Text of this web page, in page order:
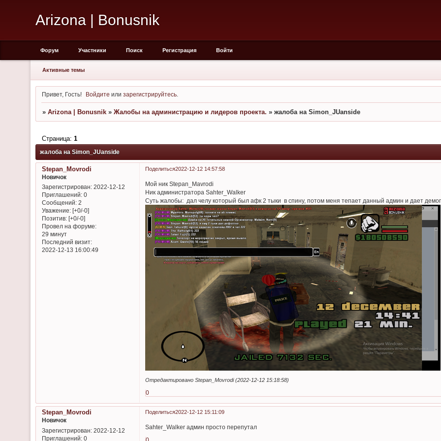
Arizona | Bonusnik
Форум Участники Поиск Регистрация Войти
Активные темы
Привет, Гость! Войдите илизарегистрируйтесь
» Arizona | Bonusnik » Жалобы на администрацию и лидеров проекта. » жалоба на Simon_JUanside
жалоба на Simon_JUanside
Страница: 1
Поделиться2022-12-12 14:57:58
Stepan_Movrodi
Новичок
Зарегистрирован: 2022-12-12
Приглашений:0
Сообщений:2
Уважение: [+0/-0]
Позитив: [+0/-0]
Провел на форуме:
29 минут
Последний визит:
2022-12-13 16:00:49
Мой ник Stepan_Mavrodi
Ник администратора Sahter_Walker
Суть жалобы: дал челу который был афк 2 тыки в спину, потом меня тепает данный админ и дает
Отредактировано Stepan_Movrodi (2022-12-12 15:18:58)
0
Поделиться2022-12-12 15:11:09
Stepan_Movrodi
Новичок
Зарегистрирован: 2022-12-12
Приглашений:0
Sahter_Walker админ просто перепутал